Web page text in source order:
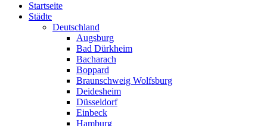
Startseite
Städte
Deutschland
Augsburg
Bad Dürkheim
Bacharach
Boppard
Braunschweig Wolfsburg
Deidesheim
Düsseldorf
Einbeck
Hamburg